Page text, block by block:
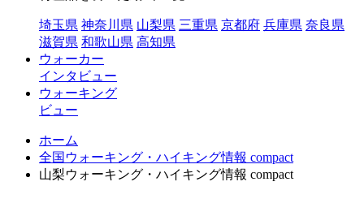
埼玉県 神奈川県 山梨県 三重県 京都府 兵庫県 奈良県
滋賀県 和歌山県 高知県
ウォーカー
インタビュー
ウォーキング
ビュー
ホーム
全国ウォーキング・ハイキング情報 compact
山梨ウォーキング・ハイキング情報 compact